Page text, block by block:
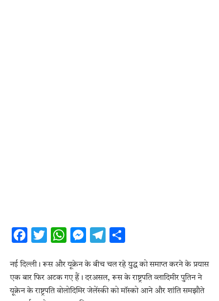
Facebook
Twitter
WhatsApp
Messenger
Telegram
नई दिल्ली। रूस और यूक्रेन के बीच चल रहे युद्ध को समाप्त करने के प्रयास
एक बार फिर अटक गए हैं। दरअसल, रूस के राष्ट्रपति व्लादिमीर पुतिन ने
यूक्रेन के राष्ट्रपति वोलोदिमिर जेलेंस्की को मॉस्को आने और शांति समझौते